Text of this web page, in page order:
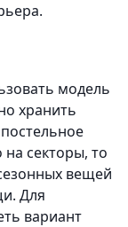
модель
хранить
на секторы, то
вещей
Для
вариант